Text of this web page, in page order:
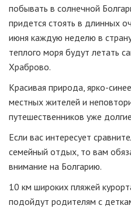
побывать в солнечной
придется стоять в длинных
июня каждую неделю в
теплого моря будут летать
Храброво.
Красивая природа, ярко-
местных жителей и
путешественников уже
Если вас интересует
семейный отдых, то вам
внимание на Болгарию.
10 км широких пляжей
подойдут родителям с